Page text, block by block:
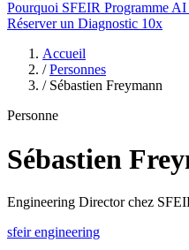
Pourquoi SFEIR Programme
Réserver un Diagnostic 10x
Accueil
/ Personnes
/ Sébastien Freymann
Personne
Sébastien
Engineering Director chez
sfeirengineering